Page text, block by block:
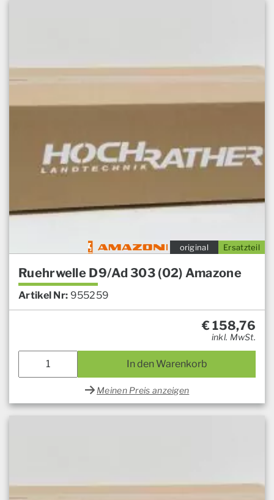
Ersatzteil
original
Ruehrwelle D9/Ad 303 (02) Amazone
Artikel Nr: 955259
€158,76
inkl. MwSt.
In den Warenkorb
Meinen Preis anzeigen